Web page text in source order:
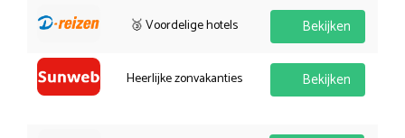
🥉 Voordelige hotels Bekijken
Heerlijke zonvakanties Bekijken